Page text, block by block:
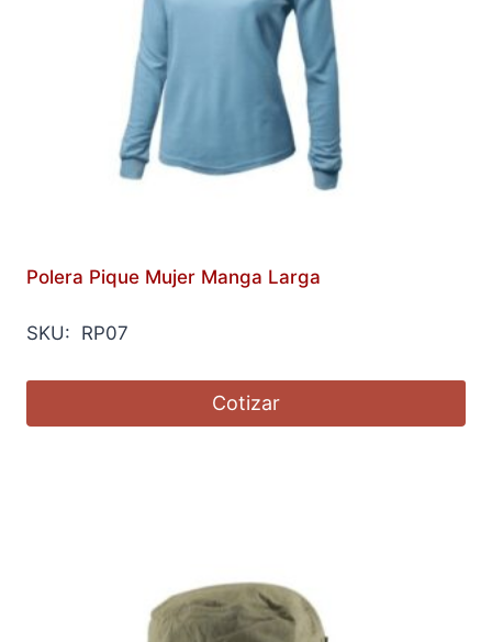
Polera Pique Mujer Manga Larga
SKU: RP07
Cotizar